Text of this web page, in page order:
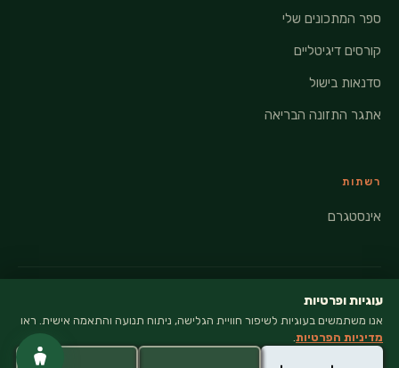
ספר המתכונים שלי
קורסים דיגיטליים
סדנאות בישול
אתגר התזונה הבריאה
רשתות
אינסטגרם
© 2026 VEGANATI · כל הזכויות שמורות
עוגיות ופרטיות
אנו משתמשים בעוגיות לשיפור חוויית הגלישה, ניתוח תנועה והתאמה אישית. ראו
מדיניות הפרטיות.